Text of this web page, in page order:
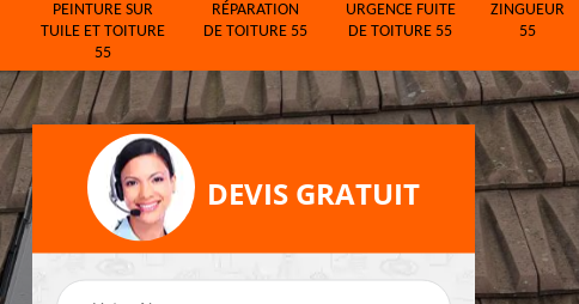
PEINTURE SUR
TUILE ET TOITURE
55
RÉPARATION
DE TOITURE 55
URGENCE FUITE
DE TOITURE 55
ZINGUEUR
55
DEVIS GRATUIT